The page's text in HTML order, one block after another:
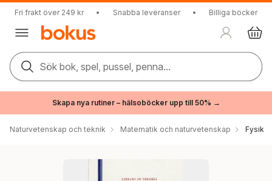
Fri frakt över 249 kr • Snabba leveranser • Billiga böcker
Sök bok, spel, pussel, penna...
Skapa nya rutiner – hälsoböcker upp till 50% →
Naturvetenskap och teknik Matematik och naturvetenskap Fysik